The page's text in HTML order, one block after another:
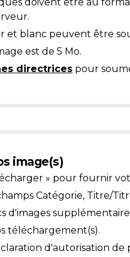
et blanc peuvent être
est de 5 Mo.
directrices pour
image(s)
» pour fournir
Catégorie, Titre/
d'images
téléchargement(s).
d'autorisation